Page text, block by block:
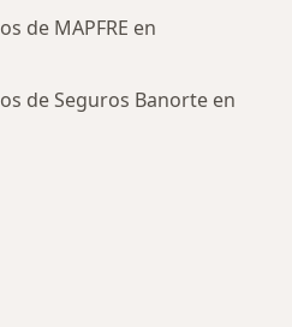
de MAPFRE en
de Seguros Banorte en